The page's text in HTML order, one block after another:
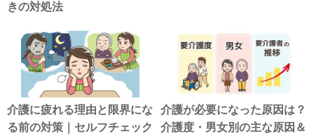
きの対処法
介護に疲れる理由と限界にな
る前の対策｜セルフチェック
介護が必要になった原因は？
介護度・男女別の主な原因＆